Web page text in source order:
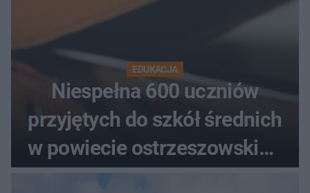
EDUKACJA
Niespełna 600 uczniów
przyjętych do szkół średnich
w powiecie ostrzeszowskim.
Które kierunki wybierali